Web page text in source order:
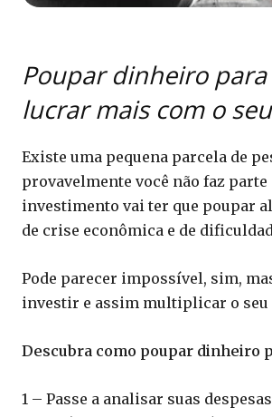
Poupar dinheiro
lucrar mais com o
Existe uma pequena parcela de
provavelmente você não faz
investimento vai ter que poupar
de crise econômica e de
Pode parecer impossível, sim,
investir e assim multiplicar o seu
Descubra como poupar dinheiro
1 – Passe a analisar suas